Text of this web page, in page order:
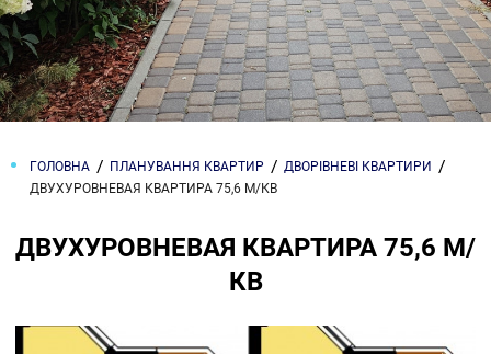
ГОЛОВНА ПЛАНУВАННЯ КВАРТИР
ДВОРІВНЕВІ КВАРТИРИ
ДВУХУРОВНЕВАЯ КВАРТИРА 75,6 М/КВ
ДВУХУРОВНЕВАЯ КВАРТИРА 75,6 М/
КВ